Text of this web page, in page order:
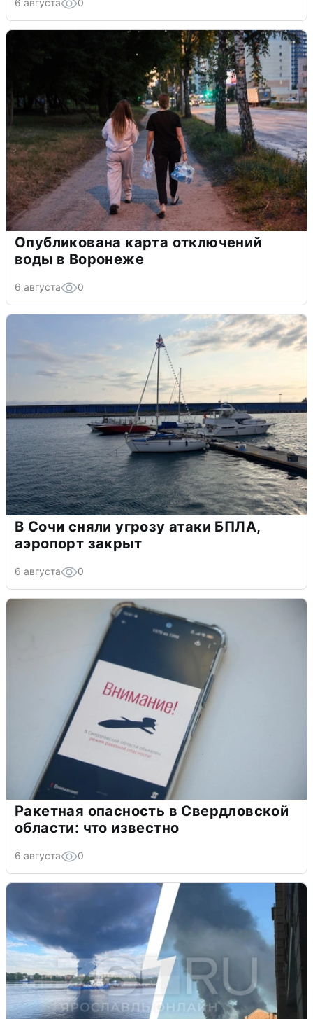
Опубликована карта отключений
воды в Воронеже
6 августа 0
В Сочи сняли угрозу атаки БПЛА,
аэропорт закрыт
6 августа 0
Ракетная опасность в Свердловской
области: что известно
6 августа 0